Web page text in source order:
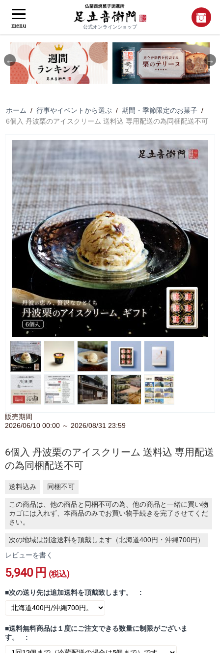
menu 公式オンラインショップ
Previous
ホーム / 行事やイベントから選ぶ / 期間・季節限定のお菓子 /
6個入 丹波栗のアイスクリーム 送料込 専用配送の為同梱配送不可
販売期間
2026/06/10 00:00 ～ 2026/08/31 23:59
6個入 丹波栗のアイスクリーム 送料込 専用配送
の為同梱配送不可
送料込み 同梱不可
この商品は、他の商品と同梱不可の為、他の商品と一緒に買い物
カゴには入れず、本商品のみでお買い物手続きを完了させてくだ
さい。
次の地域は別途送料を頂戴します（北海道400円・沖縄700円）
レビューを書く
5,940 円 (税込)
■次の送り先は追加送料を頂戴致します。 :
■送料無料商品は１度にご注文できる数量に制限がございま
す。 :